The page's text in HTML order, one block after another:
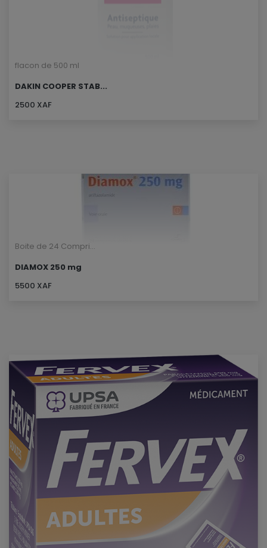
flacon de 500 ml
DAKIN COOPER STAB...
2500 XAF
Boite de 24 Compri...
DIAMOX 250 mg
5500 XAF